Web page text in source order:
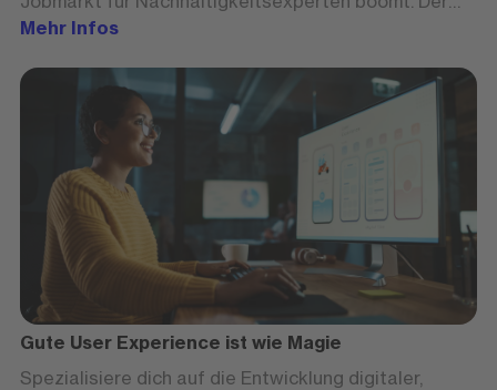
neue FOM Bachelor-Studiengang
September 2024 für Sustainability-Aufgaben.
Mehr Infos
Gute User Experience ist wie Magie
Spezialisiere dich auf die Entwicklung digitaler,